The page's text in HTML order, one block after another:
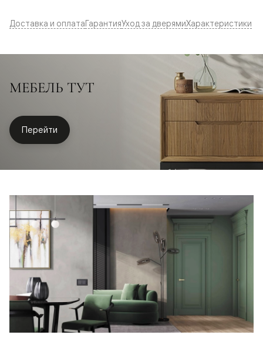
Доставка и оплатаГарантияУход за дверямиХарактеристики
МЕБЕЛЬ ТУТ
Перейти